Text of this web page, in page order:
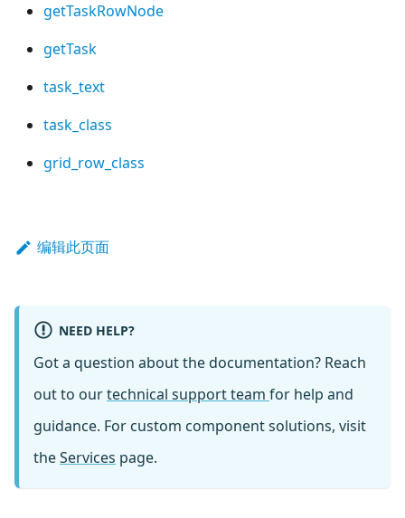
getTaskRowNode
getTask
task_text
task_class
grid_row_class
编辑此页面
NEED HELP?
Got a question about the documentation? Reach
out to ourtechnical support team for help and
guidance. For custom component solutions, visit
theServices page.